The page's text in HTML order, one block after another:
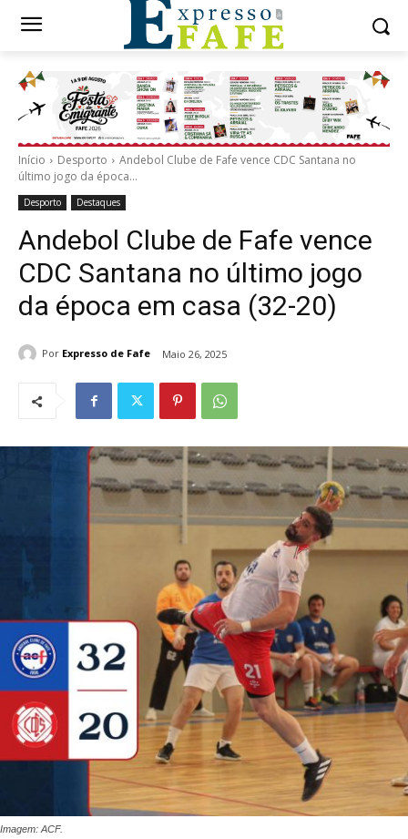
Início Desporto
Andebol Clube de Fafe vence CDC Santana no
último jogo da época...
Desporto Destaques
Andebol Clube de Fafe vence
CDC Santana no último jogo
da época em casa (32-20)
Por Expresso de Fafe Maio 26, 2025
Imagem: ACF.